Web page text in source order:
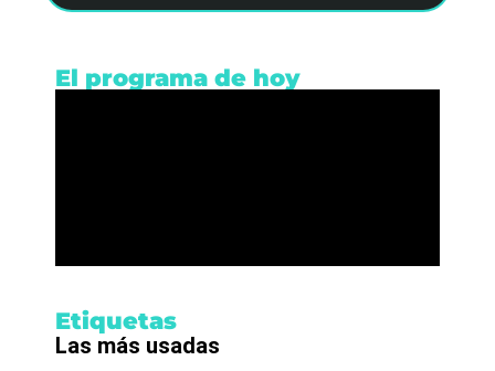
El programa de hoy
Etiquetas
Las más usadas